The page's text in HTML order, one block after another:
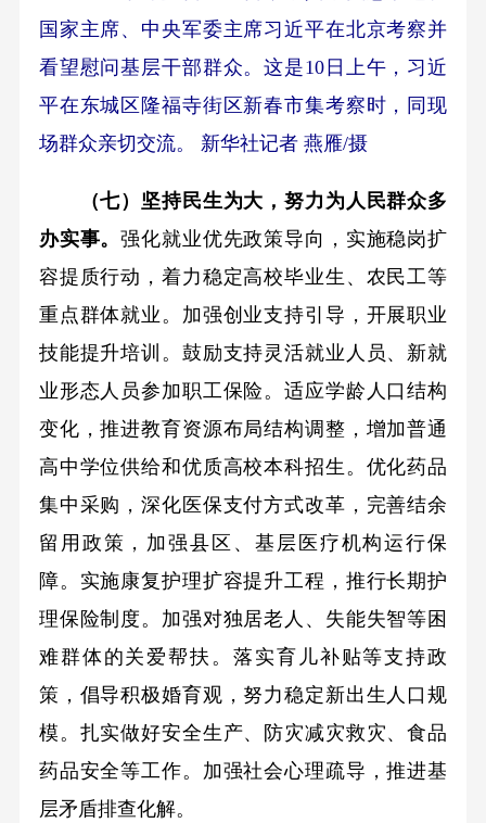
国家主席、中央军委主席习近平在北京考察并
看望慰问基层干部群众。这是10日上午，习近
平在东城区隆福寺街区新春市集考察时，同现
场群众亲切交流。 新华社记者 燕雁/摄
（七）坚持民生为大，努力为人民群众多
办实事。强化就业优先政策导向，实施稳岗扩
容提质行动，着力稳定高校毕业生、农民工等
重点群体就业。加强创业支持引导，开展职业
技能提升培训。鼓励支持灵活就业人员、新就
业形态人员参加职工保险。适应学龄人口结构
变化，推进教育资源布局结构调整，增加普通
高中学位供给和优质高校本科招生。优化药品
集中采购，深化医保支付方式改革，完善结余
留用政策，加强县区、基层医疗机构运行保
障。实施康复护理扩容提升工程，推行长期护
理保险制度。加强对独居老人、失能失智等困
难群体的关爱帮扶。落实育儿补贴等支持政
策，倡导积极婚育观，努力稳定新出生人口规
模。扎实做好安全生产、防灾减灾救灾、食品
药品安全等工作。加强社会心理疏导，推进基
层矛盾排查化解。